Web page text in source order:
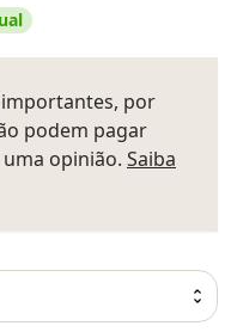
importantes, por
podem pagar
opinião. Saiba